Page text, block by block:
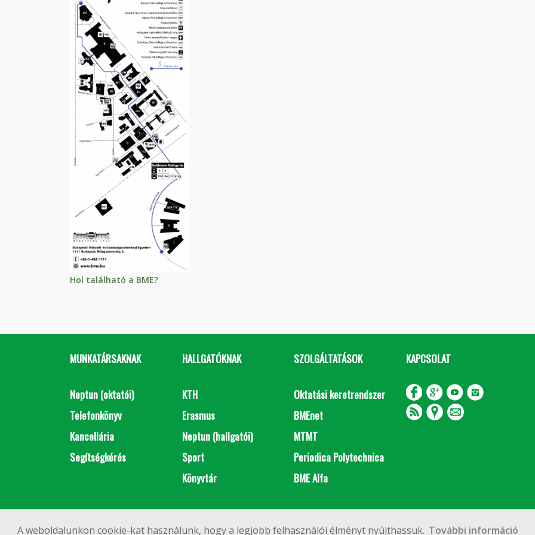
A weboldalunkon cookie-kat használunk, hogy a legjobb felhasználói élményt nyújthassuk. További információ
Hol található a BME?
MUNKATÁRSAKNAK
Neptun (oktatói)
Telefonkönyv
Kancellária
Segítségkérés
HALLGATÓKNAK
KTH
Erasmus
Neptun (hallgatói)
Sport
Könyvtár
SZOLGÁLTATÁSOK
Oktatási keretrendszer
BMEnet
MTMT
Periodica Polytechnica
BME Alfa
KAPCSOLAT
Impresszum
Copyright © 2020 BME Építőmérnöki Kar